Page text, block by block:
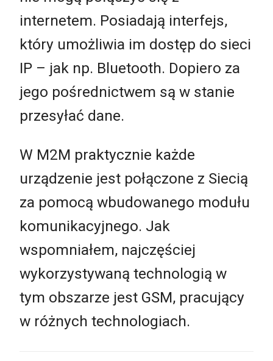
internetem. Posiadają interfejs,
który umożliwia im dostęp do sieci
IP – jak np. Bluetooth. Dopiero za
jego pośrednictwem są w stanie
przesyłać dane.
W M2M praktycznie każde
urządzenie jest połączone z Siecią
za pomocą wbudowanego modułu
komunikacyjnego. Jak
wspomniałem, najczęściej
wykorzystywaną technologią w
tym obszarze jest GSM, pracujący
w różnych technologiach.